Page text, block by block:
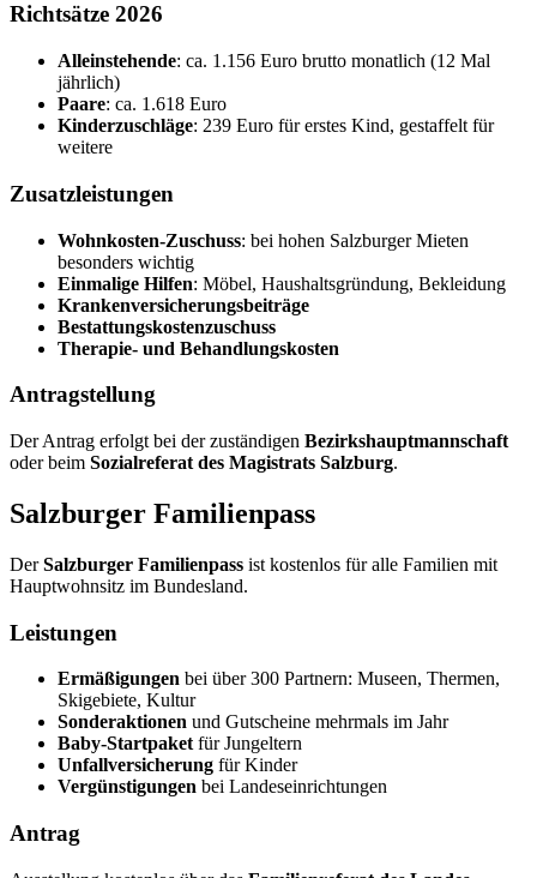
Richtsätze 2026
Alleinstehende: ca. 1.156 Euro brutto monatlich (12 Mal
jährlich)
Paare: ca. 1.618 Euro
Kinderzuschläge: 239 Euro für erstes Kind, gestaffelt für
weitere
Zusatzleistungen
Wohnkosten-Zuschuss: bei hohen Salzburger Mieten
besonders wichtig
Einmalige Hilfen: Möbel, Haushaltsgründung, Bekleidung
Krankenversicherungsbeiträge
Bestattungskostenzuschuss
Therapie- und Behandlungskosten
Antragstellung
Der Antrag erfolgt bei der zuständigen Bezirkshauptmannschaft
oder beim Sozialreferat des Magistrats Salzburg.
Salzburger Familienpass
DerSalzburger Familienpass ist kostenlos für alle Familien mit
Hauptwohnsitz im Bundesland.
Leistungen
Ermäßigungen bei über 300 Partnern: Museen, Thermen,
Skigebiete, Kultur
Sonderaktionen und Gutscheine mehrmals im Jahr
Baby-Startpaket für Jungeltern
Unfallversicherung für Kinder
Vergünstigungen bei Landeseinrichtungen
Antrag